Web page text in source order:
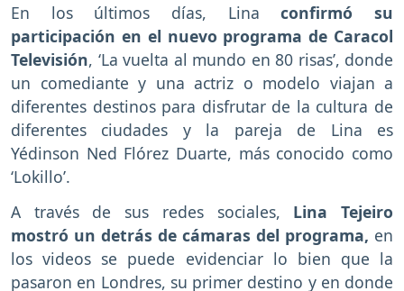
En los últimos días, Lina confirmó su
participación en el nuevo programa de Caracol
Televisión, ‘La vuelta al mundo en 80 risas’, donde
un comediante y una actriz o modelo viajan a
diferentes destinos para disfrutar de la cultura de
diferentes ciudades y la pareja de Lina es
Yédinson Ned Flórez Duarte, más conocido como
‘Lokillo’.
A través de sus redes sociales, Lina Tejeiro
mostró un detrás de cámaras del programa, en
los videos se puede evidenciar lo bien que la
pasaron en Londres, su primer destino y en donde